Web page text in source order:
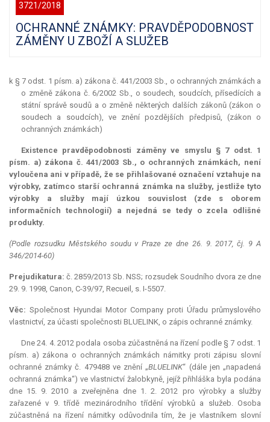
3721/2018
OCHRANNÉ ZNÁMKY: PRAVDĚPODOBNOST
ZÁMĚNY U ZBOŽÍ A SLUŽEB
k § 7 odst. 1 písm. a) zákona č. 441/2003 Sb., o ochranných známkách a
o změně zákona č. 6/2002 Sb., o soudech, soudcích, přísedících a
státní správě soudů a o změně některých dalších zákonů (zákon o
soudech a soudcích), ve znění pozdějších předpisů, (zákon o
ochranných známkách)
Existence pravděpodobnosti záměny ve smyslu § 7 odst. 1
písm. a) zákona č. 441/2003 Sb., o ochranných známkách, není
vyloučena ani v případě, že se přihlašované označení vztahuje na
výrobky, zatímco starší ochranná známka na služby, jestliže tyto
výrobky a služby mají úzkou souvislost (zde s oborem
informačních technologií) a nejedná se tedy o zcela odlišné
produkty.
(Podle rozsudku Městského soudu v Praze ze dne 26. 9. 2017, čj. 9 A
346/2014-60)
Prejudikatura: č. 2859/2013 Sb. NSS; rozsudek Soudního dvora ze dne
29. 9. 1998, Canon, C-39/97, Recueil, s. I-5507.
Věc: Společnost Hyundai Motor Company proti Úřadu průmyslového
vlastnictví, za účasti společnosti BLUELINK, o zápis ochranné známky.
Dne 24. 4. 2012 podala osoba zúčastněná na řízení podle § 7 odst. 1
písm. a) zákona o ochranných známkách námitky proti zápisu slovní
ochranné známky č. 479488 ve znění „BLUELINK“ (dále jen „napadená
ochranná známka“) ve vlastnictví žalobkyně, jejíž přihláška byla podána
dne 15. 9. 2010 a zveřejněna dne 1. 2. 2012 pro výrobky a služby
zařazené v 9. třídě mezinárodního třídění výrobků a služeb. Osoba
zúčastněná na řízení námitky odůvodnila tím, že je vlastníkem slovní